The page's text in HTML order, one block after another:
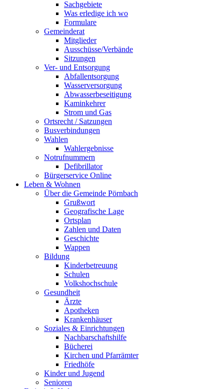
Sachgebiete
Was erledige ich wo
Formulare
Gemeinderat
Mitglieder
Ausschüsse/Verbände
Sitzungen
Ver- und Entsorgung
Abfallentsorgung
Wasserversorgung
Abwasserbeseitigung
Kaminkehrer
Strom und Gas
Ortsrecht / Satzungen
Busverbindungen
Wahlen
Wahlergebnisse
Notrufnummern
Defibrillator
Bürgerservice Online
Leben & Wohnen
Über die Gemeinde Pörnbach
Grußwort
Geografische Lage
Ortsplan
Zahlen und Daten
Geschichte
Wappen
Bildung
Kinderbetreuung
Schulen
Volkshochschule
Gesundheit
Ärzte
Apotheken
Krankenhäuser
Soziales & Einrichtungen
Nachbarschaftshilfe
Bücherei
Kirchen und Pfarrämter
Friedhöfe
Kinder und Jugend
Senioren